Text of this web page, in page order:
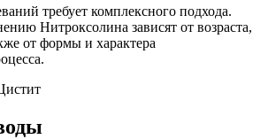
требует комплексного подхода.
Нитроксолина зависят от возраста,
от формы и характера